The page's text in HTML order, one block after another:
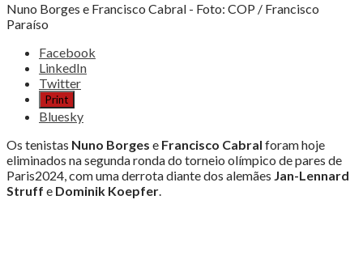
Nuno Borges e Francisco Cabral - Foto: COP / Francisco
Paraíso
Share
post
"TERMINOU
SONHO
OLÍMPICO
DO
TÉNIS
EM
Facebook
LinkedIn
Twitter
Print
Bluesky
Os tenistas Nuno Borges e Francisco Cabral foram hoje
eliminados na segunda ronda do torneio olímpico de pares de
Paris2024, com uma derrota diante dos alemães Jan-Lennard
Struff e Dominik Koepfer.